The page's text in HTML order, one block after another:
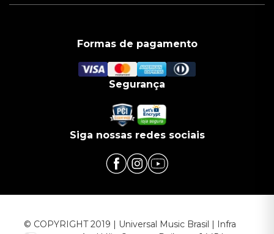
Formas de pagamento
Segurança
Siga nossas redes sociais
© COPYRIGHT 2019 | Universal Music Brasil | Infra